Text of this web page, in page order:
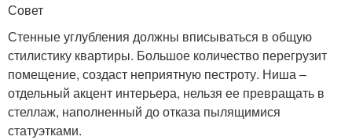
Совет
Стенные углубления должны вписываться в общую
стилистику квартиры. Большое количество перегрузит
помещение, создаст неприятную пестроту. Ниша –
отдельный акцент интерьера, нельзя ее превращать в
стеллаж, наполненный до отказа пылящимися
статуэтками.